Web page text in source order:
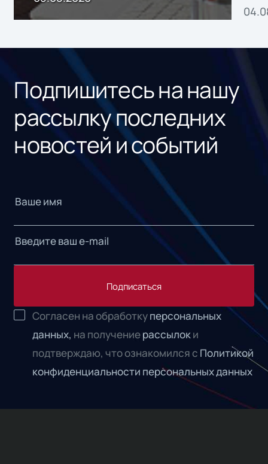
Подпишитесь на нашу
рассылку последних
новостей и событий
Подписаться
Согласен на обработкуперсональных
данных, на получениерассылоки
подтверждаю, что ознакомился с Политикой
конфиденциальности персональных данных